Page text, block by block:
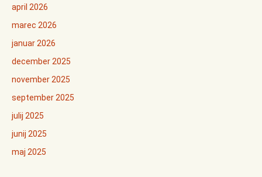
april 2026
marec 2026
januar 2026
december 2025
november 2025
september 2025
julij 2025
junij 2025
maj 2025